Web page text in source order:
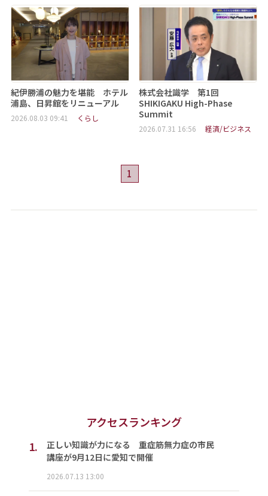
紀伊勝浦の魅力を堪能 ホテル
浦島、日昇館をリニューアル
2026.08.03 09:41 くらし
株式会社識学 第1回
SHIKIGAKU High-Phase
Summit
2026.07.31 16:56 経済/ビジネス
1
アクセスランキング
1.
正しい知識が力になる 重症筋無力症の市民
講座が9月12日に愛知で開催
2026.07.13 13:00